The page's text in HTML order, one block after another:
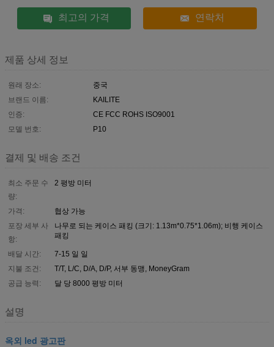
최고의 가격 연락처
제품 상세 정보
원래 장소:
중국
브랜드 이름:
KAILITE
인증:
CE FCC ROHS ISO9001
모델 번호:
P10
결제 및 배송 조건
최소 주문 수
량:
2 평방 미터
가격:
협상 가능
포장 세부 사
항:
나무로 되는 케이스 패킹 (크기: 1.13m*0.75*1.06m); 비행 케이스
패킹
배달 시간:
7-15 일 일
지불 조건:
T/T, L/C, D/A, D/P, 서부 동맹, MoneyGram
공급 능력:
달 당 8000 평방 미터
설명
옥외 led 광고판